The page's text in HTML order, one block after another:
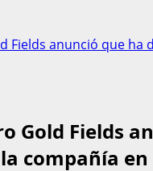
Fields anunció que ha
Gold Fields
compañía